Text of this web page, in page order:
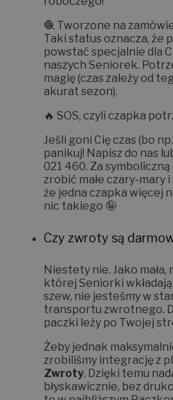
🧶 Tworzone na
Taki status oznacza, że
powstać specjalnie dla
naszych Seniorek.
magię (czas zależy od
akurat sezon).
🔥 SOS, czyli czapka
Jeśli goni Cię czas (bo
panikuj! Napisz do nas
021 460. Za
zrobić małe czary-mary i
że jedna czapka więcej
nic takiego 🤪
Czy zwroty są
Niestety nie. Jako
której Seniorki
szew, nie jesteśmy w
transportu zwrotnego.
paczki leży po Twojej
Żeby jednak
zrobiliśmy integrację z
Zwroty. Dzięki temu
błyskawicznie, bez